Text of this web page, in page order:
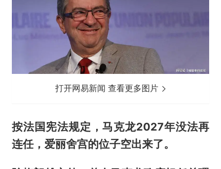
打开网易新闻 查看更多图片
按法国宪法规定，马克龙2027年没法再
连任，爱丽舍宫的位子空出来了。